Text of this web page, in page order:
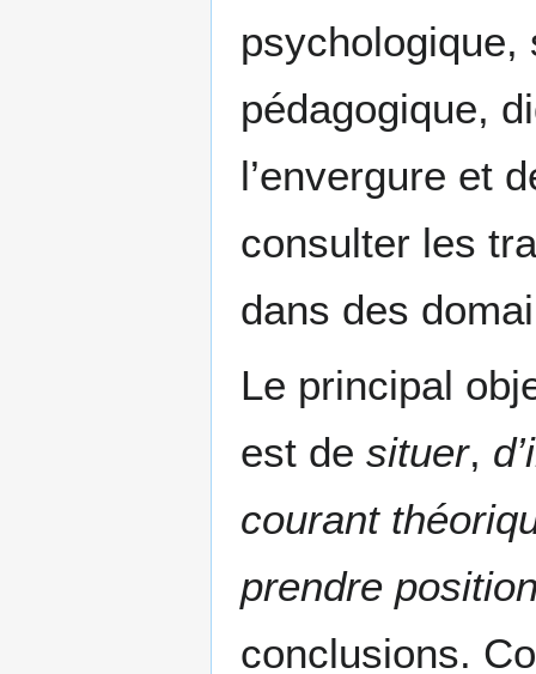
psychologique,
pédagogique,
l’envergure et
consulter les
dans des
Le principal
est de situer,
courant
prendre
conclusions.